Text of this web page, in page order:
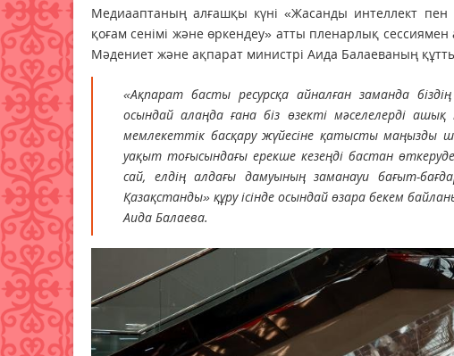
Медиааптаның алғашқы күні «Жасанды интеллект пен
қоғам сенімі және өркендеу» атты пленарлық
Мәдениет және ақпарат министрі Аида Балаеваның
«Ақпарат басты ресурсқа айналған заманда
осындай алаңда ғана біз өзекті мәселелерді
мемлекеттік басқару жүйесіне қатысты маңызды
уақыт тоғысындағы ерекше кезеңді бастан
сай, елдің алдағы дамуының заманауи бағыт-
Қазақстанды» құру ісінде осындай өзара бекем
Аида Балаева.